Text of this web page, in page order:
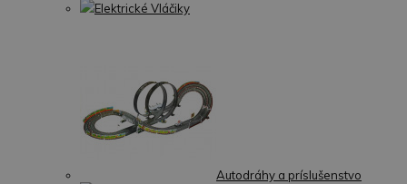
Elektrické Vláčiky
Autodráhy a príslušenstvo